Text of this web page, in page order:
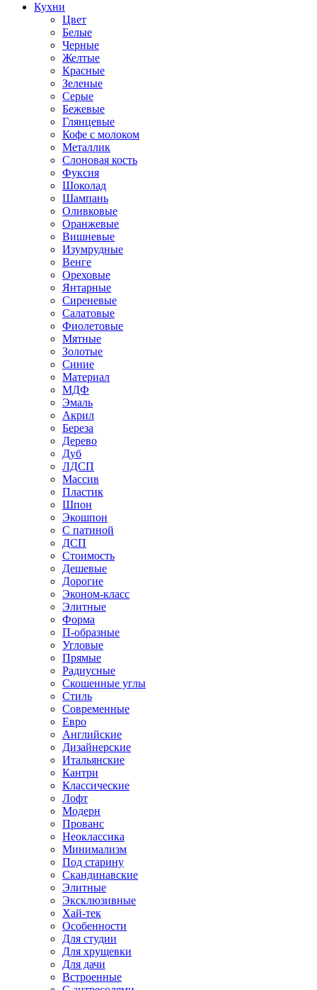
Кухни
Цвет
Белые
Черные
Желтые
Красные
Зеленые
Серые
Бежевые
Глянцевые
Кофе с молоком
Металлик
Слоновая кость
Фуксия
Шоколад
Шампань
Оливковые
Оранжевые
Вишневые
Изумрудные
Венге
Ореховые
Янтарные
Сиреневые
Салатовые
Фиолетовые
Мятные
Золотые
Синие
Материал
МДФ
Эмаль
Акрил
Береза
Дерево
Дуб
ЛДСП
Массив
Пластик
Шпон
Экошпон
С патиной
ДСП
Стоимость
Дешевые
Дорогие
Эконом-класс
Элитные
Форма
П-образные
Угловые
Прямые
Радиусные
Скошенные углы
Стиль
Современные
Евро
Английские
Дизайнерские
Итальянские
Кантри
Классические
Лофт
Модерн
Прованс
Неоклассика
Минимализм
Под старину
Скандинавские
Элитные
Эксклюзивные
Хай-тек
Особенности
Для студии
Для хрущевки
Для дачи
Встроенные